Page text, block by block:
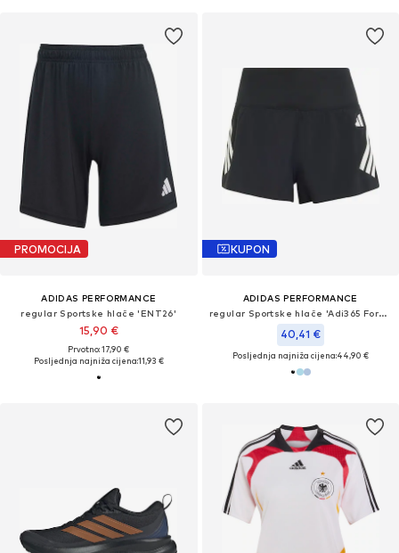
PROMOCIJA
ADIDAS PERFORMANCE
regular Sportske hlače 'ENT26'
15,90 €
Prvotno: 17,90 €
Posljednja najniža cijena:11,93 €
KUPON
ADIDAS PERFORMANCE
regular Sportske hlače 'Adi365 Formotion'
40,41 €
Posljednja najniža cijena:44,90 €